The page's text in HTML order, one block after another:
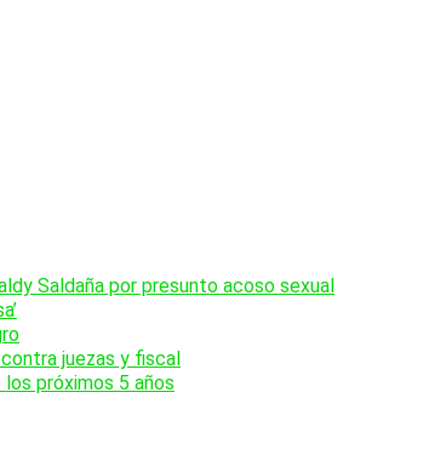
Saldaña por presunto acoso sexual
juezas y fiscal
próximos 5 años